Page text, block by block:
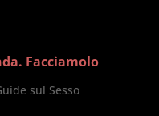
Facciamolo
sul Sesso